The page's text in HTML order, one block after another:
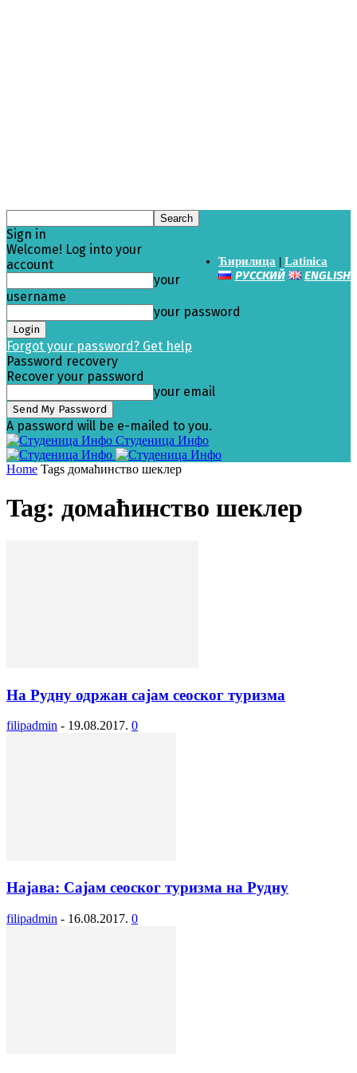
Ћирилица | Latinica
РУССКИЙ ENGLISH
Sign in
Welcome! Log into your
account
your
username
your password
Forgot your password? Get help
Password recovery
Recover your password
your email
A password will be e-mailed to you.
Студеница Инфо
Home Tags домаћинство шеклер
Tag: домаћинство шеклер
На Рудну одржан сајам сеоског туризма
filipadmin - 19.08.2017. 0
Најава: Сајам сеоског туризма на Рудну
filipadmin - 16.08.2017. 0